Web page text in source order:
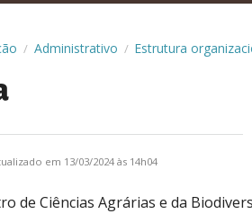
/ Administrativo / Estrutura
em 13/03/2024 às 14h04
de Ciências Agrárias e da